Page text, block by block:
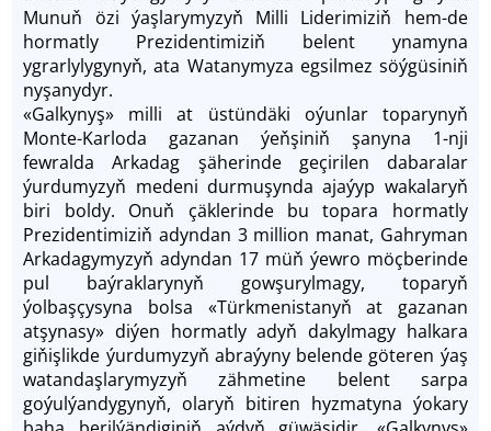
Munuň özi ýaşlarymyzyň Milli Liderimiziň hem-de
hormatly Prezidentimiziň belent ynamyna
ygrarlylygynyň, ata Watanymyza egsilmez söýgüsiniň
nyşanydyr.
«Galkynyş» milli at üstündäki oýunlar toparynyň
Monte-Karloda gazanan ýeňşiniň şanyna 1-nji
fewralda Arkadag şäherinde geçirilen dabaralar
ýurdumyzyň medeni durmuşynda ajaýyp wakalaryň
biri boldy. Onuň çäklerinde bu topara hormatly
Prezidentimiziň adyndan 3 million manat, Gahryman
Arkadagymyzyň adyndan 17 müň ýewro möçberinde
pul baýraklarynyň gowşurylmagy, toparyň
ýolbaşçysyna bolsa «Türkmenistanyň at gazanan
atşynasy» diýen hormatly adyň dakylmagy halkara
giňişlikde ýurdumyzyň abraýyny belende göteren ýaş
watandaşlarymyzyň zähmetine belent sarpa
goýulýandygynyň, olaryň bitiren hyzmatyna ýokary